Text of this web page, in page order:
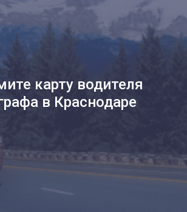
карту водителя
в Краснодаре